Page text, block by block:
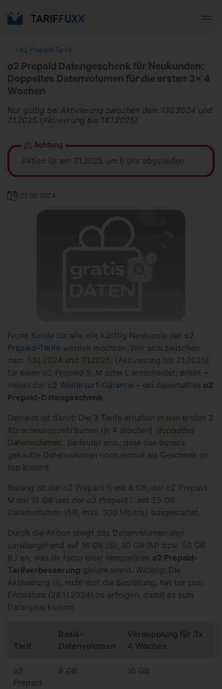
‹ o2 Prepaid-Tarife
o2 Prepaid Datengeschenk für Neukunden:
Doppeltes Datenvolumen für die ersten 3x 4
Wochen
Nur gültig bei Aktivierung zwischen dem 1.10.2024 und
7.1.2025 (Aktivierung bis 14.1.2025)
Achtung
Aktion ist am 7.1.2025 um 0 Uhr abgelaufen
25.09.2024
Frohe Kunde für alle, die künftig Neukunde der o2
Prepaid-Tarife werden möchten. Wer sich zwischen
dem 1.10.2024 und 7.1.2025 (Aktivierung bis 7.1.2025)
für einen o2 Prepaid S, M oder L entscheidet, erhält –
neben der o2 Weitersurf-Garantie – ein dauerhaftes o2
Prepaid-Datengeschenk.
Gemeint ist damit: Die 3 Tarife erhalten in den ersten 3
Abrechnungszeiträumen (je 4 Wochen) doppeltes
Datenvolumen . Bedeutet also, dass das bereits
gekaufte Datenvolumen noch einmal als Geschenk on
top kommt.
Bislang ist der o2 Prepaid S mit 8 GB, der o2 Prepaid
M mit 15 GB und der o2 Prepaid L mit 25 GB
Datenvolumen (5G, max. 300 Mbit/s.) ausgestattet.
Durch die Aktion steigt das Datenvolumen also
vorübergehend auf 16 GB (S), 30 GB (M) bzw. 50 GB
(L) an, was de facto einer temporären o2 Prepaid-
Tarifverbesserung gleichkommt. Wichtig: Die
Aktivierung (!), nicht erst die Bestellung, hat bis zum
Enddatum (26.11.2024) zu erfolgen, damit es zum
Datenplus kommt.
Tarif
Basis-
Datenvolumen
Verdopplung für 3x
4 Wochen
o2
Prepaid
8 GB 16 GB